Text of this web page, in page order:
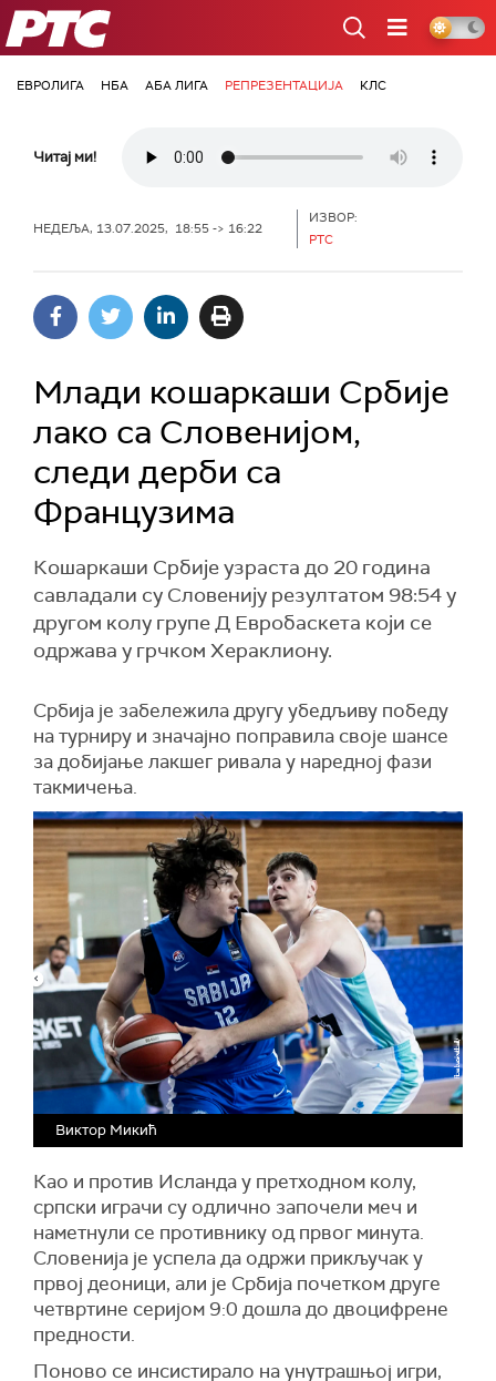
РТС
ЕВРОЛИГА НБА АБА ЛИГА РЕПРЕЗЕНТАЦИЈА КЛС
Читај ми!
НЕДЕЉА, 13.07.2025, 18:55 -> 16:22
ИЗВОР:
РТС
Млади кошаркаши Србије
лако са Словенијом,
следи дерби са
Французима
Кошаркаши Србије узраста до 20 година
савладали су Словенију резултатом 98:54 у
другом колу групе Д Евробаскета који се
одржава у грчком Хераклиону.
Србија је забележила другу убедљиву победу
на турниру и значајно поправила своје шансе
за добијање лакшег ривала у наредној фази
такмичења.
Виктор Микић
Као и против Исланда у претходном колу,
српски играчи су одлично започели меч и
наметнули се противнику од првог минута.
Словенија је успела да одржи прикључак у
првој деоници, али је Србија почетком друге
четвртине серијом 9:0 дошла до двоцифрене
предности.
Поново се инсистирало на унутрашњој игри,